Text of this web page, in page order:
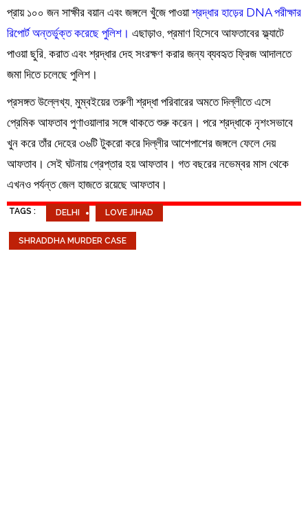
প্রায় ১০০ জন সাক্ষীর বয়ান এবং জঙ্গলে খুঁজে পাওয়াশ্রদ্ধার হাড়ের DNA পরীক্ষার
রিপোর্ট অন্তর্ভুক্ত করেছে পুলিশ। এছাড়াও, প্রমাণ হিসেবে আফতাবের ফ্ল্যাটে
পাওয়া ছুরি, করাত এবং শ্রদ্ধার দেহ সংরক্ষণ করার জন্য ব্যবহৃত ফ্রিজ আদালতে
জমা দিতে চলেছে পুলিশ।
প্রসঙ্গত উল্লেখ্য, মুম্বইয়ের তরুণী শ্রদ্ধা পরিবারের অমতে দিল্লীতে এসে
প্রেমিক আফতাব পুণাওয়ালার সঙ্গে থাকতে শুরু করেন। পরে শ্রদ্ধাকে নৃশংসভাবে
খুন করে তাঁর দেহের ৩৬টি টুকরো করে দিল্লীর আশেপাশের জঙ্গলে ফেলে দেয়
আফতাব। সেই ঘটনায় গ্রেপ্তার হয় আফতাব। গত বছরের নভেম্বর মাস থেকে
এখনও পর্যন্ত জেল হাজতে রয়েছে আফতাব।
TAGS : DELHI LOVE JIHAD
SHRADDHA MURDER CASE